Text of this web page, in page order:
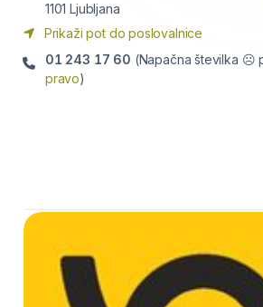
1101 Ljubljana
Prikaži pot do poslovalnice
01 243 17 60 (Napačna številka ☹
pravo)